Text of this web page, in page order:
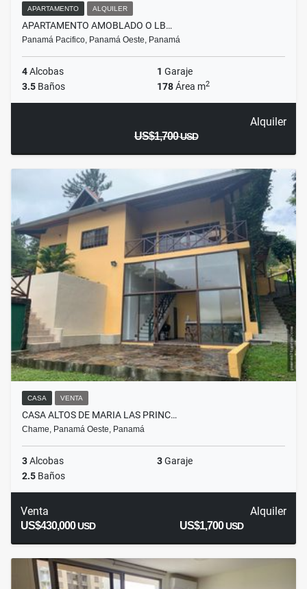
APARTAMENTO ALQUILER
APARTAMENTO AMOBLADO O LB…
Panamá Pacifico, Panamá Oeste, Panamá
4Alcobas 1 Garaje
3.5 Baños 178Área m2
Alquiler
US$1,700USD
CASA VENTA
CASA ALTOS DE MARIA LAS PRINC…
Chame, Panamá Oeste, Panamá
3Alcobas 3Garaje
2.5 Baños
Venta
US$430,000USD
Alquiler
US$1,700USD